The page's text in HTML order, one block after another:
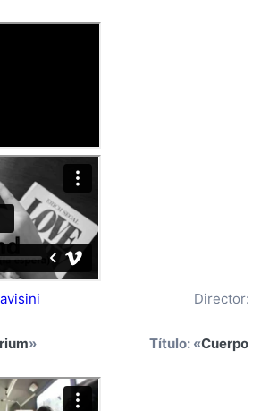
Director:
» Título: «Cuerpo